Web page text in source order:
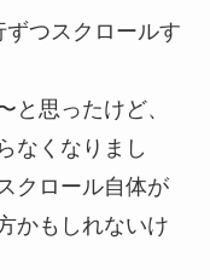
つスクロールす
と思ったけど、
なくなりまし
クロール自体が
かもしれないけ